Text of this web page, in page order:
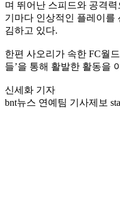
며 뛰어난 스피드와 공격
기마다 인상적인 플레이를
김하고 있다.
한편 사오리가 속한 FC월
들’을 통해 활발한 활동을
신세화 기자
bnt뉴스 연예팀 기사제보